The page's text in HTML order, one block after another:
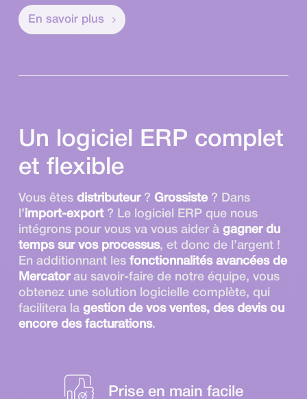
En savoir plus
Un logiciel ERP complet
et flexible
Vous êtes distributeur? Grossiste? Dans
l’import-export? Le logiciel ERP que nous
intégrons pour vous va vous aider àgagner du
temps sur vos processus, et donc de l’argent !
En additionnant les fonctionnalités avancées de
Mercatorau savoir-faire de notre équipe, vous
obtenez une solution logicielle complète, qui
facilitera la gestion de vos ventes, des devis ou
encore des facturations.
Prise en main facile